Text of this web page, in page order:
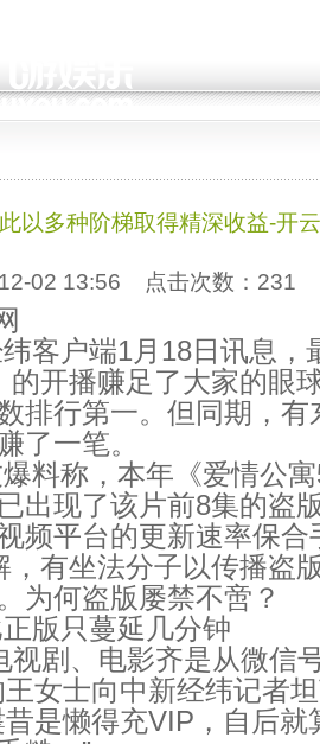
以多种阶梯取得精深收益-开
02 13:56 点击次数：231
户端1月18日讯息，
的开播赚足了大家的眼
排行第一。但同期，
了一笔。
称，本年《爱情公寓
出现了该片前8集的盗
频平台的更新速率保合
坐法分子以传播盗版
为何盗版屡禁不啻？
只蔓延几分钟
剧、电影齐是从微信
王女士向中新经纬记者
昔是懒得充VIP，自后